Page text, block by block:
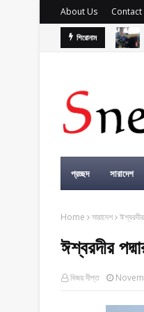
About Us Contact
শিরোনাম
প্রচ্ছদ সারাদেশ
Home সারাদেশ
ঈশ্বরদীর
বিজয় দীপ্ত